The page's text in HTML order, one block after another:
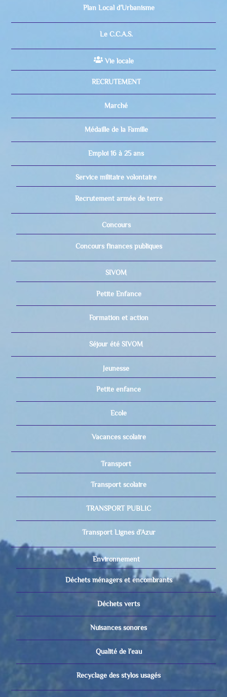
Plan Local d’Urbanisme
Le C.C.A.S.
Vie locale
RECRUTEMENT
Marché
Médaille de la Famille
Emploi 16 à 25 ans
Service militaire volontaire
Recrutement armée de terre
Concours
Concours finances publiques
SIVOM
Petite Enfance
Formation et action
Séjour été SIVOM
Jeunesse
Petite enfance
Ecole
Vacances scolaire
Transport
Transport scolaire
TRANSPORT PUBLIC
Transport Lignes d’Azur
Environnement
Déchets ménagers et encombrants
Déchets verts
Nuisances sonores
Qualité de l’eau
Recyclage des stylos usagés